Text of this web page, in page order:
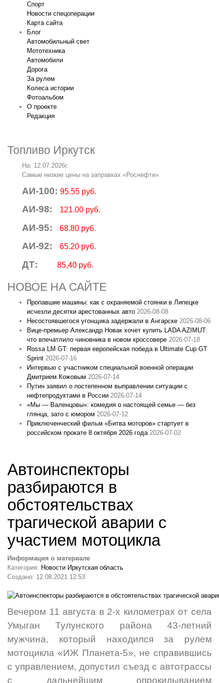
Спорт
Новости спецоперации
Карта сайта
Блог
Автомобильный свет
Мототехника
Автомобили
Дорога
За рулем
Колеса истории
Фотоальбом
О проекте
Редакция
Топливо Иркутск
На: 12.07.2026г.
Самые низкие цены на заправках «Роснефти».
АИ-100: 95.55 руб.
АИ-98: 121.00 руб.
АИ-95: 68.80 руб.
АИ-92: 65.20 руб.
ДТ: 85,40 руб.
НОВОЕ НА САЙТЕ
Пропавшие машины: как с охраняемой стоянки в Липецке
исчезли десятки арестованных авто 2026-08-08
Несостоявшегося угонщика задержали в Ангарске 2026-08-06
Вице‑премьер Александр Новак хочет купить LADA AZIMUT:
что впечатлило чиновника в новом кроссовере 2026-07-18
Rossa LM GT: первая европейская победа в Ultimate Cup GT
Sprint 2026-07-16
Интервью с участником специальной военной операции
Дмитрием Кожовым 2026-07-14
Путин заявил о постепенном выправлении ситуации с
нефтепродуктами в России 2026-07-14
«Мы — Валенцовы»: комедия о настоящей семье — без
глянца, зато с юмором 2026-07-12
Приключенческий фильм «Битва моторов» стартует в
российском прокате 8 октября 2026 года 2026-07-02
Автоинспекторы
разбираются в
обстоятельствах
трагической аварии с
участием мотоцикла
Информация о материале
Категория: Новости Иркутская область
Создано: 12.08.2021 12:53
Вечером 11 августа в 2-х километрах от села
Умыган Тулунского района 43-летний
мужчина, который находился за рулем
мотоцикла «ИЖ Планета-5», не справившись
с управлением, допустил съезд с автотрассы
с дальнейшим опрокидыванием